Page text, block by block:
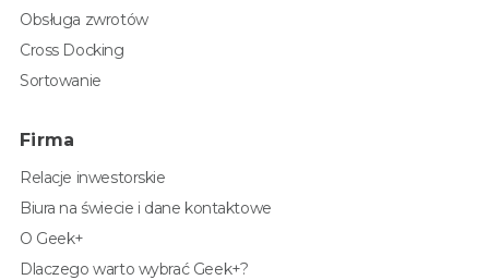
Obsługa zwrotów
Cross Docking
Sortowanie
Firma
Relacje inwestorskie
Biura na świecie i dane kontaktowe
O Geek+
Dlaczego warto wybrać Geek+?